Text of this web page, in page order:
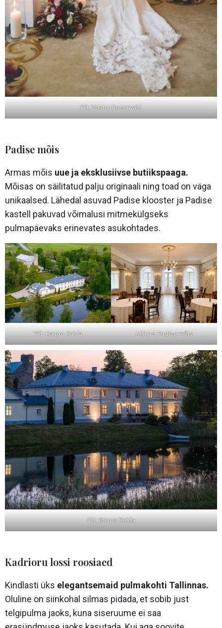
Pilt: Valdur Rosenvald
Padise mõis
Armas mõis uue ja eksklusiivse butiikspaaga.
Mõisas on säilitatud palju originaali ning toad on väga
unikaalsed. Lähedal asuvad Padise klooster ja Padise
kastell pakuvad võimalusi mitmekülgseks
pulmapäevaks erinevates asukohtades.
Pilt: Kaupo Kalda Allikas: Padise mõis
Pilt: Kaupo Kalda
Kadrioru lossi roosiaed
Kindlasti üks elegantsemaid pulmakohti Tallinnas.
Oluline on siinkohal silmas pidada, et sobib just
telgipulma jaoks, kuna siseruume ei saa